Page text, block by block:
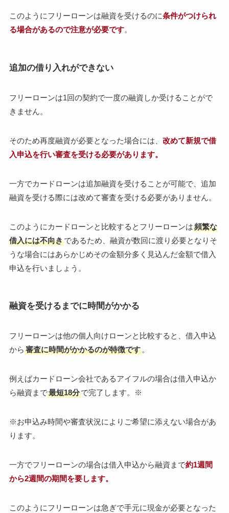
このようにフリーローンは融資を受けるのに条件がつけられ
る場合があるので注意が必要です。
追加の借り入れができない
フリーローンは1回の契約で一度の融資しか受けることがで
きません。
そのため再度融資が必要となった場合には、 改めて新規で借
入申込を行い審査を受ける必要があります。
一方でカードローンは追加融資を受けることが可能で、追加
融資を受ける際には改めて審査を受ける必要がありません。
このようにカードローンと比較するとフリーローンは頻繁な
借入には不向きであるため、融資が数回に渡り必要となりそ
うな場合にはあらかじめその金額分多く見込んだ金額で借入
申込を行いましょう。
融資を受けるまでに時間がかかる
フリーローンは他の個人向けローンと比較すると、借入申込
から 審査に時間がかかるのが特徴です。
例えばカードローン会社であるアイフルの場合は借入申込か
ら融資まで最短18分で完了します。※
※お申込み時間や審査状況によりご希望に添えない場合があ
ります。
一方でフリーローンの場合は借入申込から融資まで約1週間
から2週間の期間を要します。
このようにフリーローンは急ぎで手元に現金が必要となった